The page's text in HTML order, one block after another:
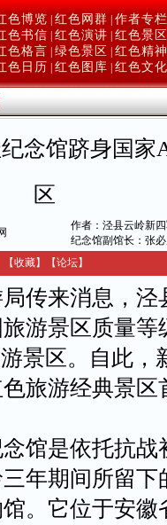
色博览 红色网群 作者专栏
色书信 红色演讲 红色景区
色格言 绿色景区
红色精神
色日历 红色图库 红色文化
念馆跻身国
区
作者：泾县云岭新
纪念馆副馆长：张
【收藏】 【论坛】
来消息，泾
游景区质量等
景区。自此，
旅游经典景
是依托抗战
年期间所留下
。它位于安徽